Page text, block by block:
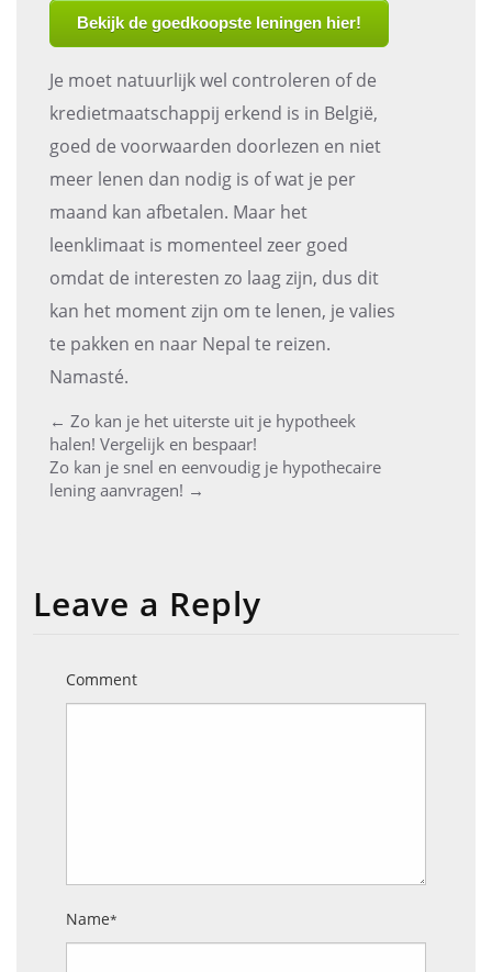
Bekijk de goedkoopste leningen hier!
Je moet natuurlijk wel controleren of de
kredietmaatschappij erkend is in België,
goed de voorwaarden doorlezen en niet
meer lenen dan nodig is of wat je per
maand kan afbetalen. Maar het
leenklimaat is momenteel zeer goed
omdat de interesten zo laag zijn, dus dit
kan het moment zijn om te lenen, je valies
te pakken en naar Nepal te reizen.
Namasté.
Post
navigation
← Zo kan je het uiterste uit je hypotheek
halen! Vergelijk en bespaar!
Zo kan je snel en eenvoudig je hypothecaire
lening aanvragen! →
Leave a Reply
Comment
Name*